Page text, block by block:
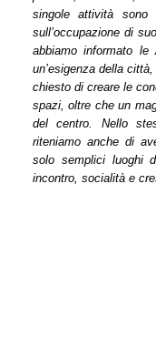
singole attività sono
sull’occupazione di
abbiamo informato le
un’esigenza della
chiesto di creare le
spazi, oltre che un
del centro. Nello
riteniamo anche di
solo semplici luoghi
incontro, socialità e